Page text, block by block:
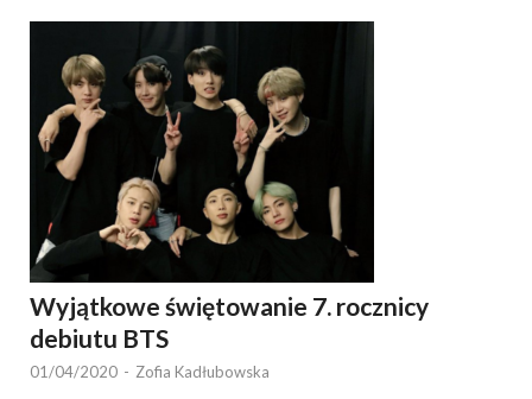
Wyjątkowe świętowanie 7. rocznicy
debiutu BTS
01/04/2020 - Zofia Kadłubowska